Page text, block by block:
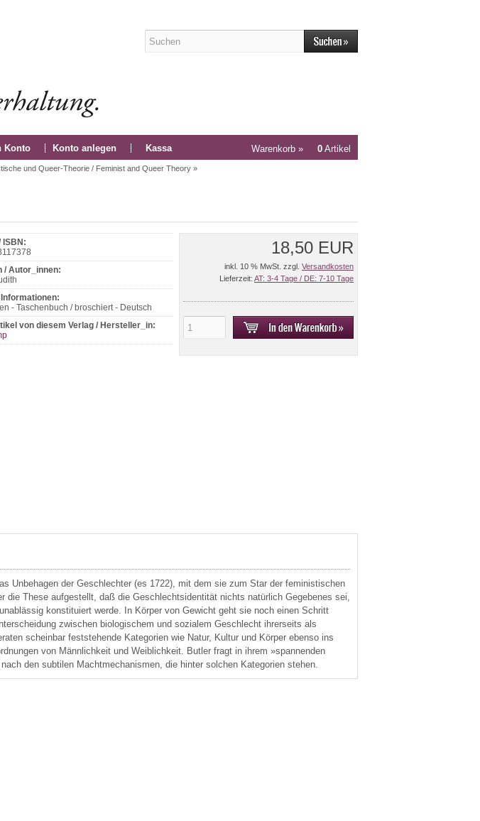
Konto Konto anlegen Kassa Warenkorb » 0 Artikel
und Queer-Theorie / Feminist and Queer Theory »
ISBN:
/ Autor_innen:
- Taschenbuch / broschiert - Deutsch
von diesem Verlag / Hersteller_in:
18,50 EUR
inkl. 10 % MwSt. zzgl. Versandkosten
Lieferzeit: AT: 3-4 Tage / DE: 7-10 Tage
Unbehagen der Geschlechter (es 1722), mit dem sie zum Star der feministischen
die These aufgestellt, daß die Geschlechtsidentität nichts natürlich Gegebenes sei,
konstituiert werde. In Körper von Gewicht geht sie noch einen Schritt
zwischen biologischem und sozialem Geschlecht ihrerseits als
scheinbar feststehende Kategorien wie Natur, Kultur und Körper ebenso ins
von Männlichkeit und Weiblichkeit. Butler fragt in ihrem »spannenden
den subtilen Machtmechanismen, die hinter solchen Kategorien stehen.